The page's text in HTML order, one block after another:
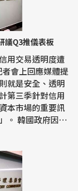
議Q3推儀表板
用交易透明度遭
會上回應媒體提
就是安全、透明
第三季針對信用
本市場的重要訊
因開